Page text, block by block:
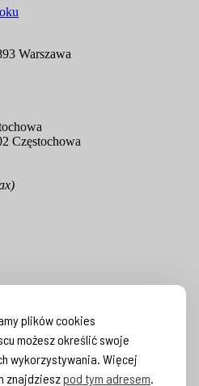
plików cookies
możesz określić swoje
wykorzystywania. Więcej
znajdzieszpod tym adresem.
Warszawa
Częstochowa